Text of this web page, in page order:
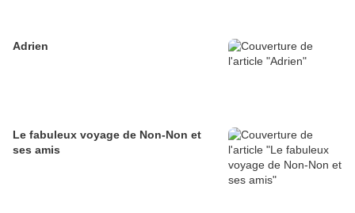
Adrien
Le fabuleux voyage de Non-Non et
ses amis